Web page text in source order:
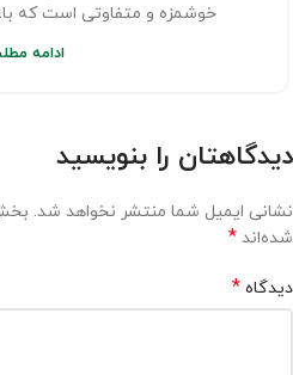
خوشمزه و متفاوتی است که
ادامه
دیدگاهتان را بنویسید
نشانی ایمیل شما منتشر نخواهد شد.
شده‌اند *
دیدگاه *